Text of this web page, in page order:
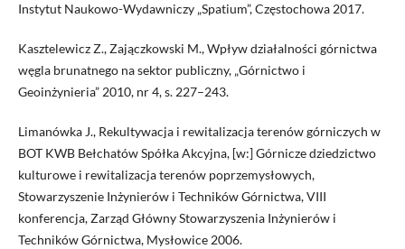
Instytut Naukowo-Wydawniczy „Spatium”, Częstochowa 2017.
Kasztelewicz Z., Zajączkowski M., Wpływ działalności górnictwa
węgla brunatnego na sektor publiczny, „Górnictwo i
Geoinżynieria” 2010, nr 4, s. 227–243.
Limanówka J., Rekultywacja i rewitalizacja terenów górniczych w
BOT KWB Bełchatów Spółka Akcyjna, [w:] Górnicze dziedzictwo
kulturowe i rewitalizacja terenów poprzemysłowych,
Stowarzyszenie Inżynierów i Techników Górnictwa, VIII
konferencja, Zarząd Główny Stowarzyszenia Inżynierów i
Techników Górnictwa, Mysłowice 2006.